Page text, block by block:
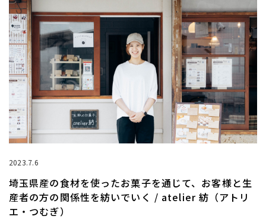
2023.7.6
埼玉県産の食材を使ったお菓子を通じて、お客様と生
産者の方の関係性を紡いでいく / atelier 紡（アトリ
エ・つむぎ）